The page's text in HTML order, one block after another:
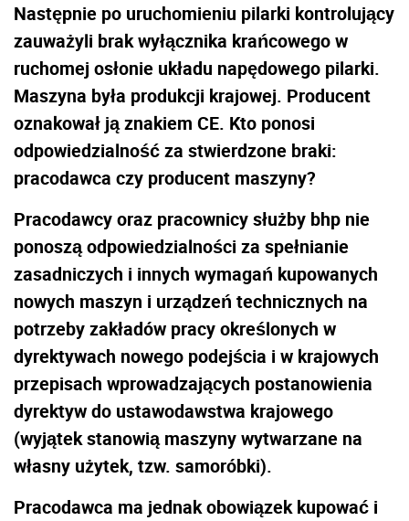
Następnie po uruchomieniu pilarki kontrolujący
zauważyli brak wyłącznika krańcowego w
ruchomej osłonie układu napędowego pilarki.
Maszyna była produkcji krajowej. Producent
oznakował ją znakiem CE. Kto ponosi
odpowiedzialność za stwierdzone braki:
pracodawca czy producent maszyny?
Pracodawcy oraz pracownicy służby bhp nie
ponoszą odpowiedzialności za spełnianie
zasadniczych i innych wymagań kupowanych
nowych maszyn i urządzeń technicznych na
potrzeby zakładów pracy określonych w
dyrektywach nowego podejścia i w krajowych
przepisach wprowadzających postanowienia
dyrektyw do ustawodawstwa krajowego
(wyjątek stanowią maszyny wytwarzane na
własny użytek, tzw. samoróbki).
Pracodawca ma jednak obowiązek kupować i